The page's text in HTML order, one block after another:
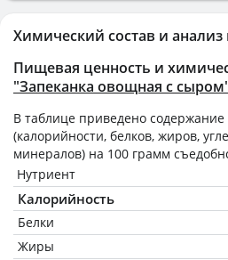
Химический состав и
Пищевая ценность и
"Запеканка овощная с
В таблице приведено
(калорийности, белков, жиров,
минералов) на 100 грамм
Нутриент
Калорийность
Белки
Жиры